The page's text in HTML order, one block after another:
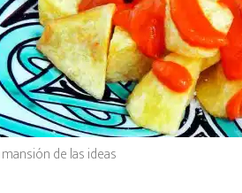
de las ideas